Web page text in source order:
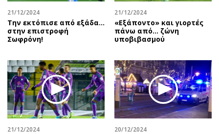
21/12/2024
Την εκτόπισε από εξάδα…
στην επιστροφή
Σωφρόνη!
21/12/2024
«Εξάποντο» και γιορτές
πάνω από… ζώνη
υποβιβασμού
21/12/2024 20/12/2024